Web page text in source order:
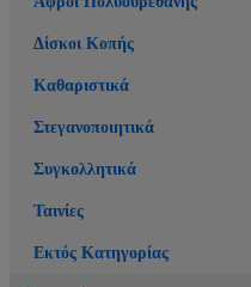
Δίσκοι Κοπής
Καθαριστικά
Στεγανοποιητικά
Συγκολλητικά
Ταινίες
Εκτός Κατηγορίας